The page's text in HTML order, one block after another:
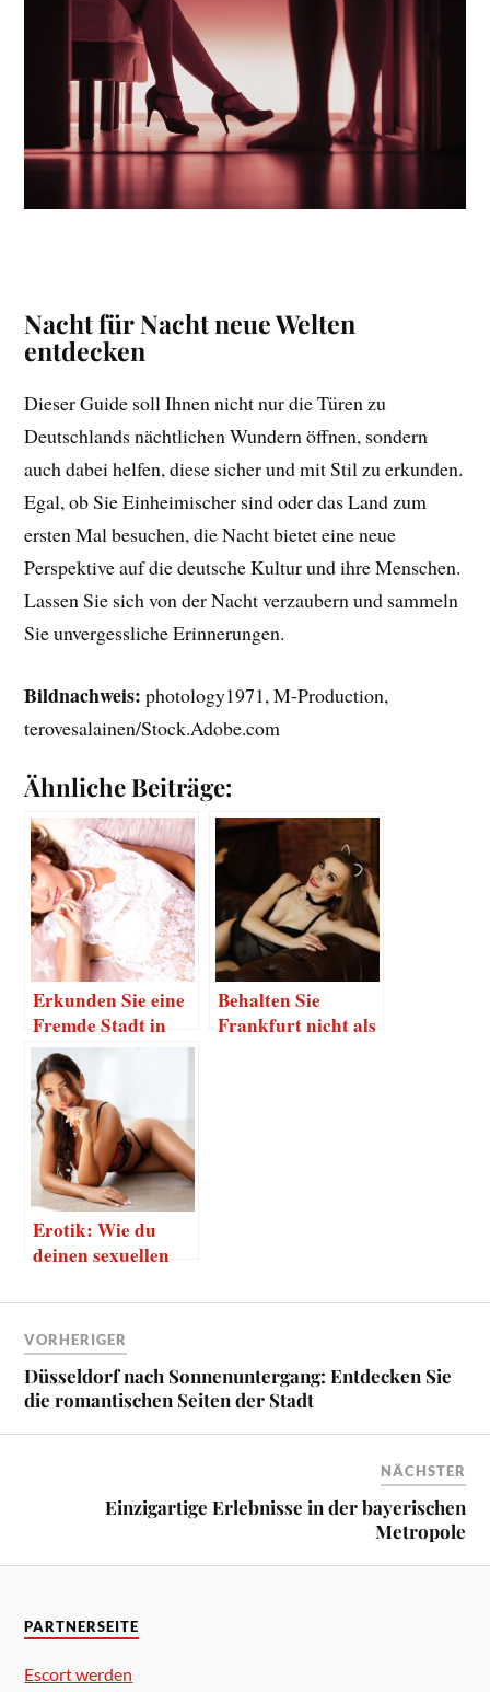
Nacht für Nacht neue Welten
entdecken
Dieser Guide soll Ihnen nicht nur die Türen zu
Deutschlands nächtlichen Wundern öffnen, sondern
auch dabei helfen, diese sicher und mit Stil zu erkunden.
Egal, ob Sie Einheimischer sind oder das Land zum
ersten Mal besuchen, die Nacht bietet eine neue
Perspektive auf die deutsche Kultur und ihre Menschen.
Lassen Sie sich von der Nacht verzaubern und sammeln
Sie unvergessliche Erinnerungen.
Bildnachweis: photology1971, M-Production,
terovesalainen/Stock.Adobe.com
Ähnliche Beiträge:
Erkunden Sie eine
Fremde Stadt in
reizender
Begleitung
Behalten Sie
Frankfurt nicht als
Erotik: Wie du
deinen sexuellen
VORHERIGER
Düsseldorf nach Sonnenuntergang: Entdecken Sie
die romantischen Seiten der Stadt
NÄCHSTER
Einzigartige Erlebnisse in der bayerischen
Metropole
PARTNERSEITE
Escort werden